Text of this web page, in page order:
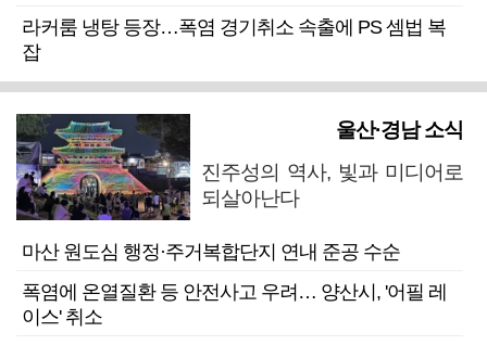
라커룸 냉탕 등장…폭염 경기취소 속출에 PS 셈법 복
잡
울산·경남 소식
진주성의 역사, 빛과 미디어로
되살아난다
마산 원도심 행정·주거복합단지 연내 준공 수순
폭염에 온열질환 등 안전사고 우려… 양산시, '어필 레
이스' 취소